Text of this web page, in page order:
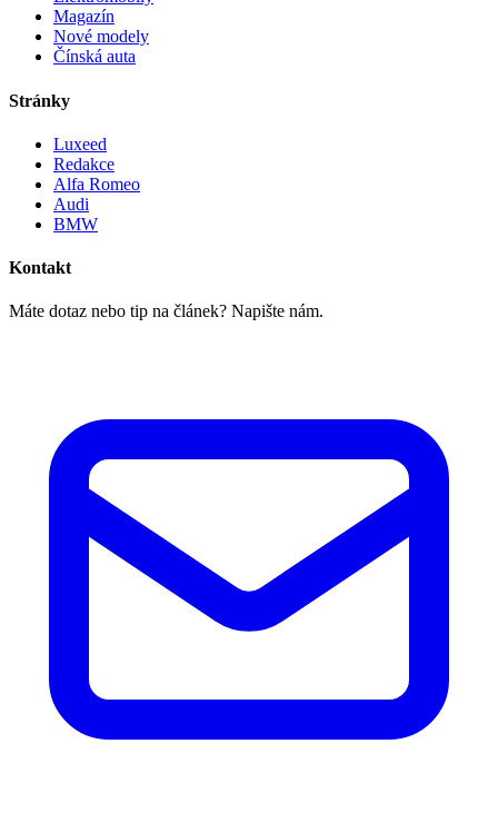
Magazín
Nové modely
Čínská auta
Stránky
Luxeed
Redakce
Alfa Romeo
Audi
BMW
Kontakt
Máte dotaz nebo tip na článek? Napište nám.